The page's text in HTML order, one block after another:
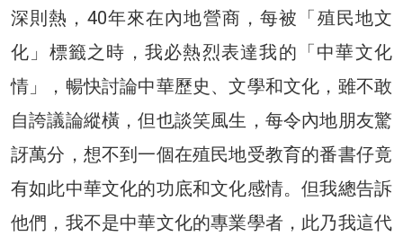
深則熱，40年來在內地營商，每被「殖民地文
化」標籤之時，我必熱烈表達我的「中華文化
情」，暢快討論中華歷史、文學和文化，雖不敢
自誇議論縱橫，但也談笑風生，每令內地朋友驚
訝萬分，想不到一個在殖民地受教育的番書仔竟
有如此中華文化的功底和文化感情。但我總告訴
他們，我不是中華文化的專業學者，此乃我這代